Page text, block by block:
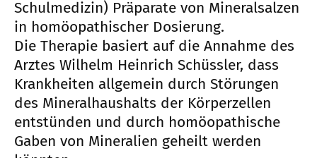
Schulmedizin) Präparate von Mineralsalzen
in homöopathischer Dosierung.
Die Therapie basiert auf die Annahme des
Arztes Wilhelm Heinrich Schüssler, dass
Krankheiten allgemein durch Störungen
des Mineralhaushalts der Körperzellen
entstünden und durch homöopathische
Gaben von Mineralien geheilt werden